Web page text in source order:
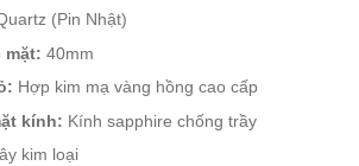
(Pin Nhật)
mặt: 40mm
Hợp kim mạ vàng hồng cao cấp
kính: Kính sapphire chống trầy
kim loại